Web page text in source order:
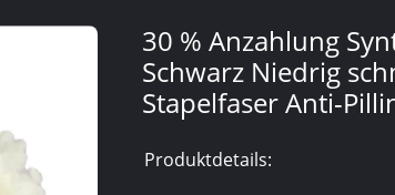
30 % Anzahlung
Schwarz Niedrig
Stapelfaser Anti-
Produktdetails: